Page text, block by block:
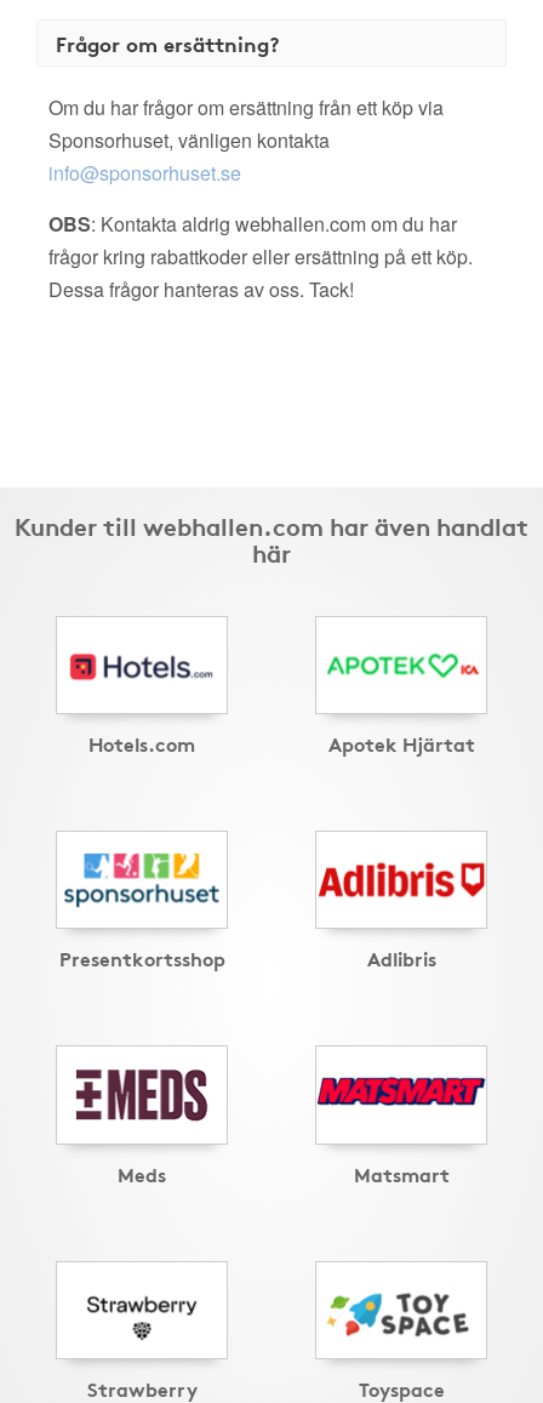
Frågor om ersättning?
Om du har frågor om ersättning från ett köp via
Sponsorhuset, vänligen kontakta
info@sponsorhuset.se
OBS: Kontakta aldrig webhallen.com om du har
frågor kring rabattkoder eller ersättning på ett köp.
Dessa frågor hanteras av oss. Tack!
Kunder till webhallen.com har även handlat
här
Hotels.com Apotek Hjärtat
Presentkortsshop Adlibris
Meds Matsmart
Strawberry Toyspace